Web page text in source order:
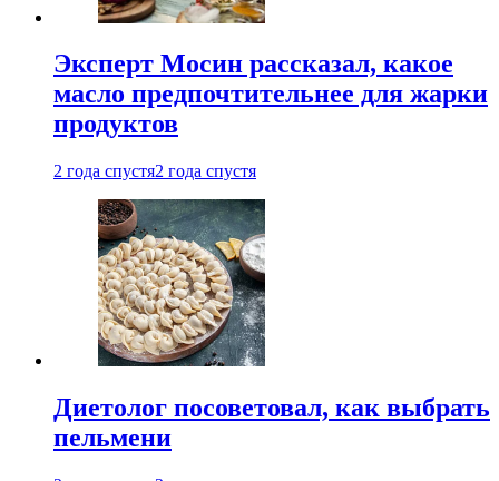
Эксперт Мосин рассказал, какое
масло предпочтительнее для жарки
продуктов
2 года спустя2 года спустя
Диетолог посоветовал, как выбрать
пельмени